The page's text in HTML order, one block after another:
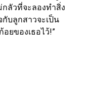
ลัวที่จะลองทำสิ่ง
บลูกสาวจะเป็น
ยของเธอไว้!”